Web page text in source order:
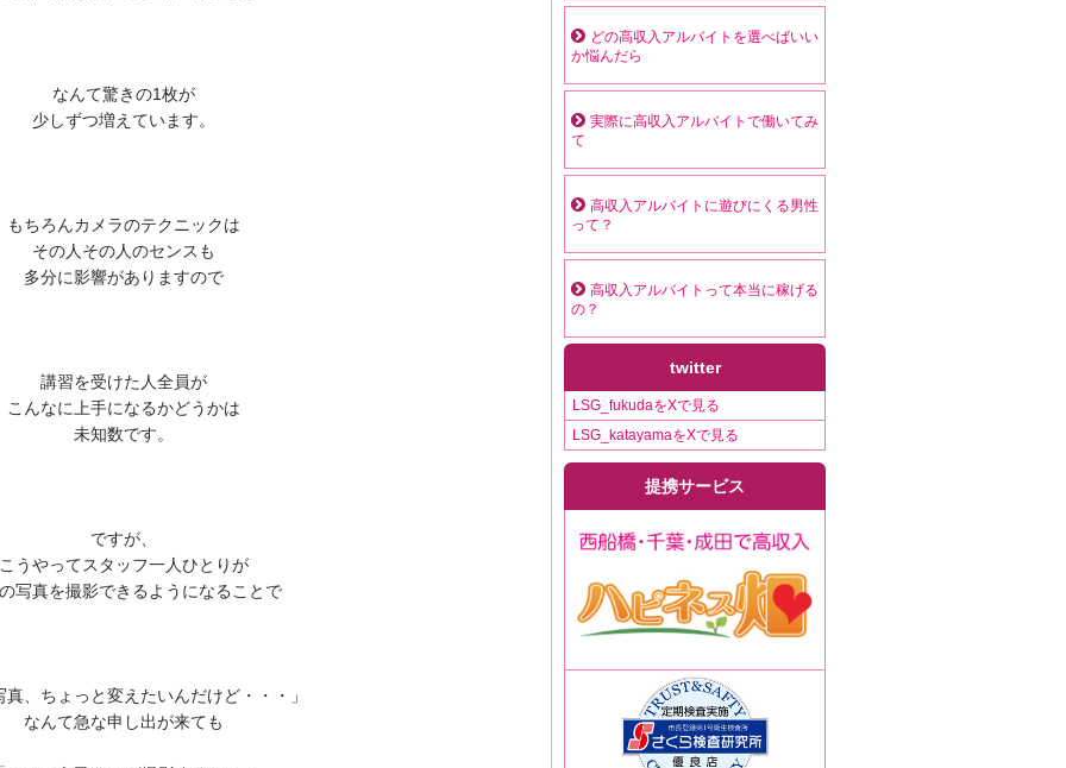
なんて驚きの1枚が
少しずつ増えています。
もちろんカメラのテクニックは
その人その人のセンスも
多分に影響がありますので
講習を受けた人全員が
こんなに上手になるかどうかは
未知数です。
ですが、
こうやってスタッフ一人ひとりが
写真を撮影できるようになることで
真、ちょっと変えたいんだけど・・・」
なんて急な申し出が来ても
どの高収入アルバイトを選べばいい
か悩んだら
実際に高収入アルバイトで働いてみ
て
高収入アルバイトに遊びにくる男性
って？
高収入アルバイトって本当に稼げる
の？
twitter
LSG_fukudaをXで見る
LSG_katayamaをXで見る
提携サービス